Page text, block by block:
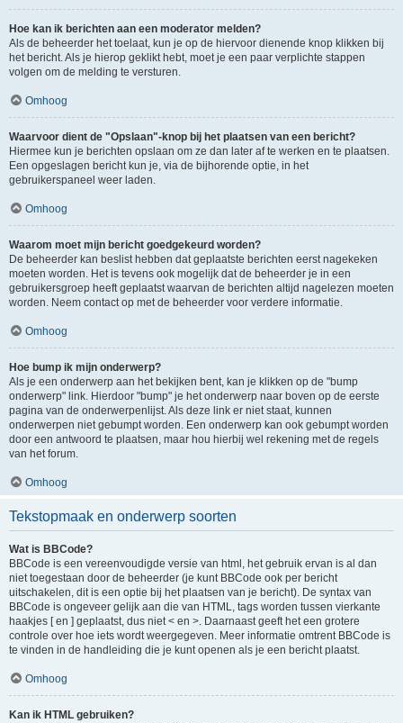
Hoe kan ik berichten aan een moderator melden?
Als de beheerder het toelaat, kun je op de hiervoor dienende knop klikken bij
het bericht. Als je hierop geklikt hebt, moet je een paar verplichte stappen
volgen om de melding te versturen.
Omhoog
Waarvoor dient de "Opslaan"-knop bij het plaatsen van een bericht?
Hiermee kun je berichten opslaan om ze dan later af te werken en te plaatsen.
Een opgeslagen bericht kun je, via de bijhorende optie, in het
gebruikerspaneel weer laden.
Omhoog
Waarom moet mijn bericht goedgekeurd worden?
De beheerder kan beslist hebben dat geplaatste berichten eerst nagekeken
moeten worden. Het is tevens ook mogelijk dat de beheerder je in een
gebruikersgroep heeft geplaatst waarvan de berichten altijd nagelezen moeten
worden. Neem contact op met de beheerder voor verdere informatie.
Omhoog
Hoe bump ik mijn onderwerp?
Als je een onderwerp aan het bekijken bent, kan je klikken op de "bump
onderwerp" link. Hierdoor "bump" je het onderwerp naar boven op de eerste
pagina van de onderwerpenlijst. Als deze link er niet staat, kunnen
onderwerpen niet gebumpt worden. Een onderwerp kan ook gebumpt worden
door een antwoord te plaatsen, maar hou hierbij wel rekening met de regels
van het forum.
Omhoog
Tekstopmaak en onderwerp soorten
Wat is BBCode?
BBCode is een vereenvoudigde versie van html, het gebruik ervan is al dan
niet toegestaan door de beheerder (je kunt BBCode ook per bericht
uitschakelen, dit is een optie bij het plaatsen van je bericht). De syntax van
BBCode is ongeveer gelijk aan die van HTML, tags worden tussen vierkante
haakjes [ en ] geplaatst, dus niet < en >. Daarnaast geeft het een grotere
controle over hoe iets wordt weergegeven. Meer informatie omtrent BBCode is
te vinden in de handleiding die je kunt openen als je een bericht plaatst.
Omhoog
Kan ik HTML gebruiken?